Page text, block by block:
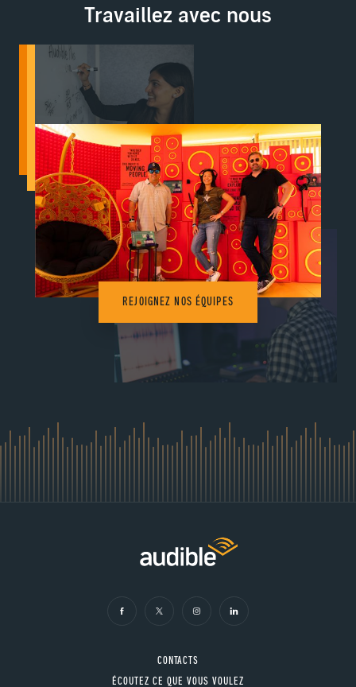
Travaillez avec nous
REJOIGNEZ NOS ÉQUIPES
CONTACTS
ÉCOUTEZ CE QUE VOUS VOULEZ